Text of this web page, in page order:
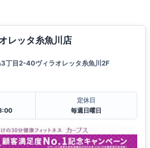
レッタ糸魚川店
丁目2-40ヴィラオレッタ糸魚川2F
定休日
毎週日曜日